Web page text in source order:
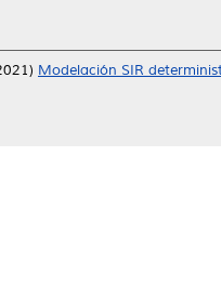
Modelación SIR